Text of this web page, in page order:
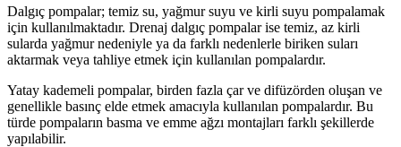
Dalgıç pompalar; temiz su, yağmur suyu ve kirli suyu pompalamak
için kullanılmaktadır. Drenaj dalgıç pompalar ise temiz, az kirli
sularda yağmur nedeniyle ya da farklı nedenlerle biriken suları
aktarmak veya tahliye etmek için kullanılan pompalardır.
Yatay kademeli pompalar, birden fazla çar ve difüzörden oluşan ve
genellikle basınç elde etmek amacıyla kullanılan pompalardır. Bu
türde pompaların basma ve emme ağzı montajları farklı şekillerde
yapılabilir.